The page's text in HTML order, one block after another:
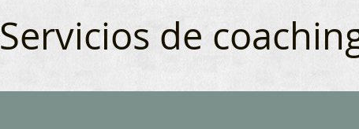
Servicios de